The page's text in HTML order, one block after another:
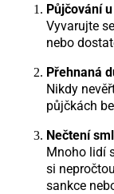
Půjčování
Vyvarujte
nebo
Přehnaná
Nikdy
půjčkách
Nečtení
Mnoho lidí
si
sankce